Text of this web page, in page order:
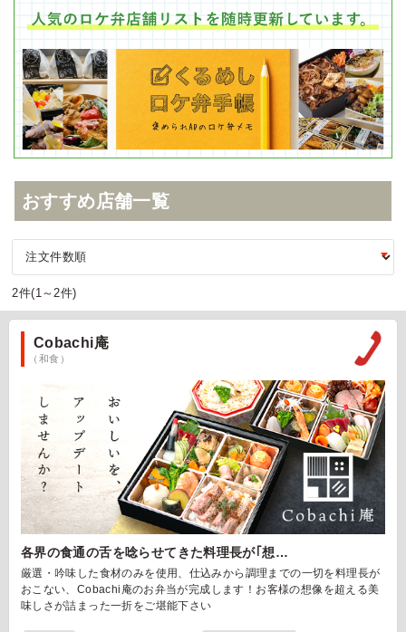
おすすめ店舗一覧
2件(1～2件)
Cobachi庵
（和食）
各界の食通の舌を唸らせてきた料理長が｢想…
厳選・吟味した食材のみを使用、仕込みから調理までの一切を料理長が
おこない、Cobachi庵のお弁当が完成します！お客様の想像を超える美
味しさが詰まった一折をご堪能下さい